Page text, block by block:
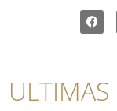
ULTIMAS